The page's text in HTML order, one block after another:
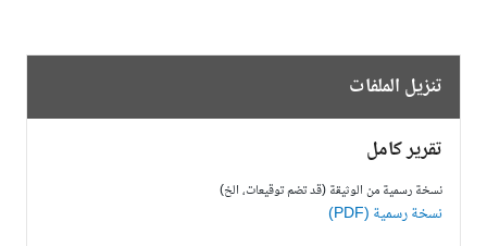
تنزيل الملفات
تقرير كامل
نسخة رسمية من الوثيقة (قد تضم توقيعات، الخ)
نسخة رسمية (PDF)